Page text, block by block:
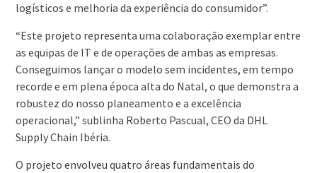
logísticos e melhoria da experiência do consumidor”.
“Este projeto representa uma colaboração exemplar entre
as equipas de IT e de operações de ambas as empresas.
Conseguimos lançar o modelo sem incidentes, em tempo
recorde e em plena época alta do Natal, o que demonstra a
robustez do nosso planeamento e a excelência
operacional,” sublinha Roberto Pascual, CEO da DHL
Supply Chain Ibéria.
O projeto envolveu quatro áreas fundamentais do